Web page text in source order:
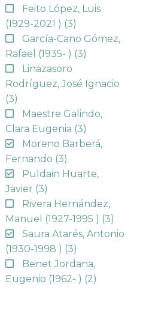
Feito López, Luis
(1929-2021 ) (3)
García-Cano Gómez,
Rafael (1935- ) (3)
Linazasoro
Rodríguez, José Ignacio
(3)
Maestre Galindo,
Clara Eugenia (3)
Moreno Barberá,
Fernando (3)
Puldain Huarte,
Javier (3)
Rivera Hernández,
Manuel (1927-1995 ) (3)
Saura Atarés, Antonio
(1930-1998 ) (3)
Benet Jordana,
Eugenio (1962- ) (2)